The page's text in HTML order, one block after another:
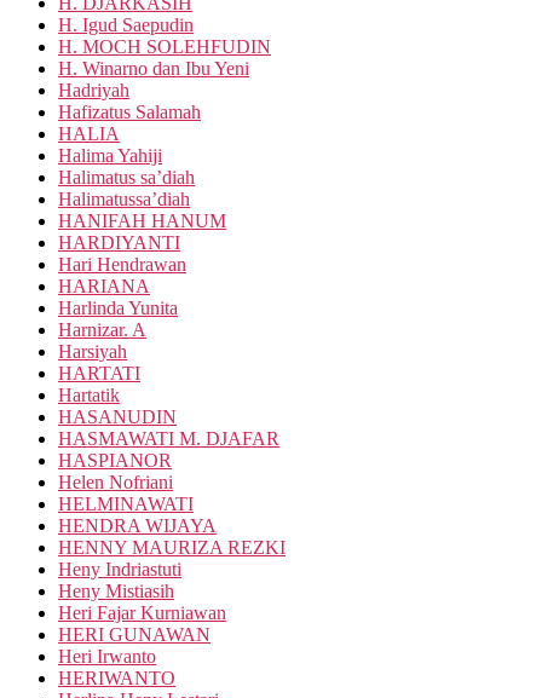
H. Igud Saepudin
H. MOCH SOLEHFUDIN
H. Winarno dan Ibu Yeni
Hadriyah
Hafizatus Salamah
HALIA
Halima Yahiji
Halimatus sa’diah
Halimatussa’diah
HANIFAH HANUM
HARDIYANTI
Hari Hendrawan
HARIANA
Harlinda Yunita
Harnizar. A
Harsiyah
HARTATI
Hartatik
HASANUDIN
HASMAWATI M. DJAFAR
HASPIANOR
Helen Nofriani
HELMINAWATI
HENDRA WIJAYA
HENNY MAURIZA REZKI
Heny Indriastuti
Heny Mistiasih
Heri Fajar Kurniawan
HERI GUNAWAN
Heri Irwanto
HERIWANTO